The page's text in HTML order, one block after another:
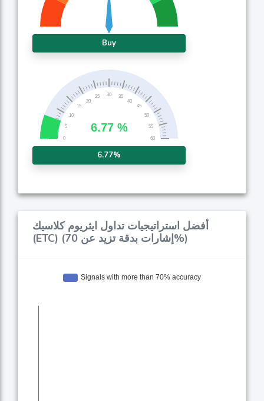
Buy
6.77%
أفضل استراتيجيات تداول ايثريوم كلاسيك
(ETC) (إشارات بدقة تزيد عن 70%)